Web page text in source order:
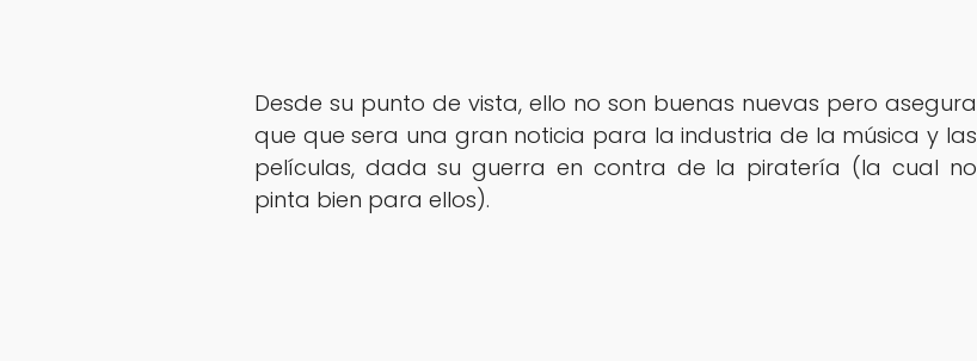
Desde su punto de vista, ello no son buenas nuevas pero asegura
que que sera una gran noticia para la industria de la música y las
películas, dada su guerra en contra de la piratería (la cual no
pinta bien para ellos).